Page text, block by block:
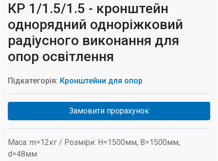
КР 1/1.5/1.5 - кронштейн
однорядний одноріжковий
радіусного виконання для
опор освітлення
Підкатегорія: Кронштейни для опор
Замовити прорахунок
Маса: m=12кг / Розміри: H=1500мм, В=1500мм,
d=48мм